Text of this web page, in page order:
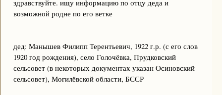
здравствуйте. ищу информацию по отцу деда и
возможной родне по его ветке
дед: Манышев Филипп Терентьевич, 1922 г.р. (с его слов
1920 год рождения), село Голочёвка, Прудковский
сельсовет (в некоторых документах указан Осиновский
сельсовет), Могилёвской области, БССР